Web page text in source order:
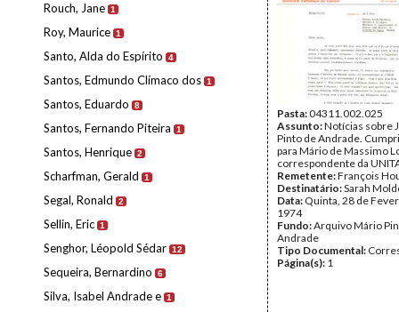
Rouch, Jane 1
Roy, Maurice 1
Santo, Alda do Espírito 4
Santos, Edmundo Clímaco dos 1
Santos, Eduardo 8
Santos, Fernando Piteira 1
Santos, Henrique 2
Scharfman, Gerald 1
Segal, Ronald 2
Sellin, Eric 1
Senghor, Léopold Sédar 12
Sequeira, Bernardino 6
Silva, Isabel Andrade e 1
Pasta:04311.002.025
Assunto:Notícias sobre
Pinto de Andrade.
para Mário de Massimo
correspondente da
Remetente:François
Destinatário:Sarah
Data: Quinta, 28 de
1974
Fundo:Arquivo Mário
Andrade
Tipo Documental:
Página(s): 1